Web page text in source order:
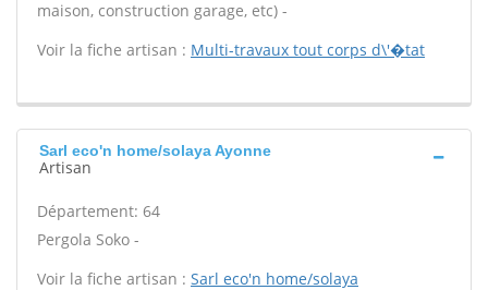
maison, construction garage, etc) -
Voir la fiche artisan : Multi-travaux tout corps d\'�tat
Sarl eco'n home/solaya Ayonne
Artisan
Département: 64
Pergola Soko -
Voir la fiche artisan : Sarl eco'n home/solaya